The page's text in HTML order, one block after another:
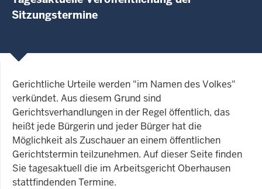
Sitzungstermine
Gerichtliche Urteile werden "im Namen des Volkes"
verkündet. Aus diesem Grund sind
Gerichtsverhandlungen in der Regel öffentlich, das
heißt jede Bürgerin und jeder Bürger hat die
Möglichkeit als Zuschauer an einem öffentlichen
Gerichtstermin teilzunehmen. Auf dieser Seite finden
Sie tagesaktuell die im Arbeitsgericht Oberhausen
stattfindenden Termine.